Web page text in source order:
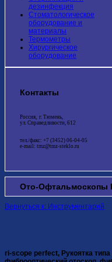
дезинфекция
Стоматологическое
оборудование и
материалы
Термометры
Хирургическое
оборудование
Контакты
Россия, г. Тюмень,
ул. Справедливости, 612
тел./факс: +7 (3452) 06-04-05
e-mail: tmz@tmz-steklo.ru
Ото-Офтальмоскопы
Вернуться к: Инструментарий
ri-scope perfect, Рукоятка типа